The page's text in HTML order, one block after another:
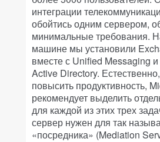
интеграции
обойтись одним сервером,
минимальные требования.
машине мы установили
вместе с Unified Messaging
Active Directory.
повысить продуктивность,
рекомендует выделить
для каждой из этих трех
сервер нужен для так
«посредника» (Mediation